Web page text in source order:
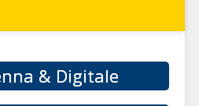
& Digitale